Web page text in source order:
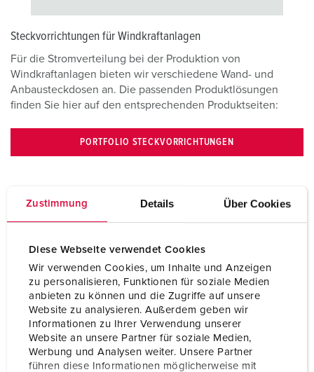
Zustimmung Details Über Cookies
Diese Webseite verwendet Cookies
Wir verwenden Cookies, um Inhalte und Anzeigen
zu personalisieren, Funktionen für soziale Medien
anbieten zu können und die Zugriffe auf unsere
Website zu analysieren. Außerdem geben wir
Informationen zu Ihrer Verwendung unserer
Website an unsere Partner für soziale Medien,
Werbung und Analysen weiter. Unsere Partner
führen diese Informationen möglicherweise mit
Steckvorrichtungen für Windkraftanlagen
Für die Stromverteilung bei der Produktion von
Windkraftanlagen bieten wir verschiedene Wand- und
Anbausteckdosen an. Die passenden Produktlösungen
finden Sie hier auf den entsprechenden Produktseiten:
PORTFOLIO STECKVORRICHTUNGEN
Steckdosenkombinationen für Windkraftanlagen
Unsere individuell bestückbaren AMAXX®